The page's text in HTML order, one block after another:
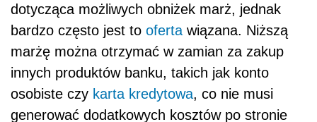
dotycząca możliwych obniżek marż, jednak
bardzo często jest to oferta wiązana. Niższą
marżę można otrzymać w zamian za zakup
innych produktów banku, takich jak konto
osobiste czy karta kredytowa, co nie musi
generować dodatkowych kosztów po stronie